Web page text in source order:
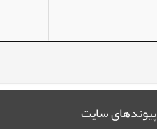
پیوندهای سایت